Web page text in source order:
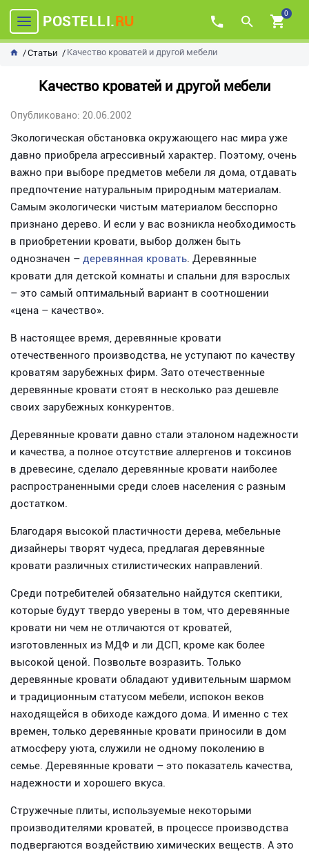
POSTELLI.RU 0
Статьи Качество кроватей и другой мебели
Качество кроватей и другой мебели
Опубликовано: 20.06.2002
Экологическая обстановка окружающего нас мира уже
давно приобрела агрессивный характер. Поэтому, очень
важно при выборе предметов мебели ля дома, отдавать
предпочтение натуральным природным материалам.
Самым экологически чистым материалом бесспорно
признано дерево. И если у вас возникла необходимость
в приобретении кровати, выбор должен быть
однозначен – деревянная кровать. Деревянные
кровати для детской комнаты и спальни для взрослых
– это самый оптимальный вариант в соотношении
«цена – качество».
В настоящее время, деревянные кровати
отечественного производства, не уступают по качеству
кроватям зарубежных фирм. Зато отечественные
деревянные кровати стоят в несколько раз дешевле
своих зарубежных конкурентов.
Деревянные кровати давно стали эталоном надежности
и качества, а полное отсутствие аллергенов и токсинов
в древесине, сделало деревянные кровати наиболее
распространенными среди слоев населения с разным
достатком.
Благодаря высокой пластичности дерева, мебельные
дизайнеры творят чудеса, предлагая деревянные
кровати различных стилистических направлений.
Среди потребителей обязательно найдутся скептики,
которые будут твердо уверены в том, что деревянные
кровати ни чем не отличаются от кроватей,
изготовленных из МДФ и ли ДСП, кроме как более
высокой ценой. Позвольте возразить. Только
деревянные кровати обладают удивительным шармом
и традиционным статусом мебели, испокон веков
находящейся в обиходе каждого дома. И именно с тех
времен, только деревянные кровати приносили в дом
атмосферу уюта, служили не одному поколению в
семье. Деревянные кровати – это показатель качества,
надежности и хорошего вкуса.
Стружечные плиты, используемые некоторыми
производителями кроватей, в процессе производства
подвергаются воздействию химических веществ. А это